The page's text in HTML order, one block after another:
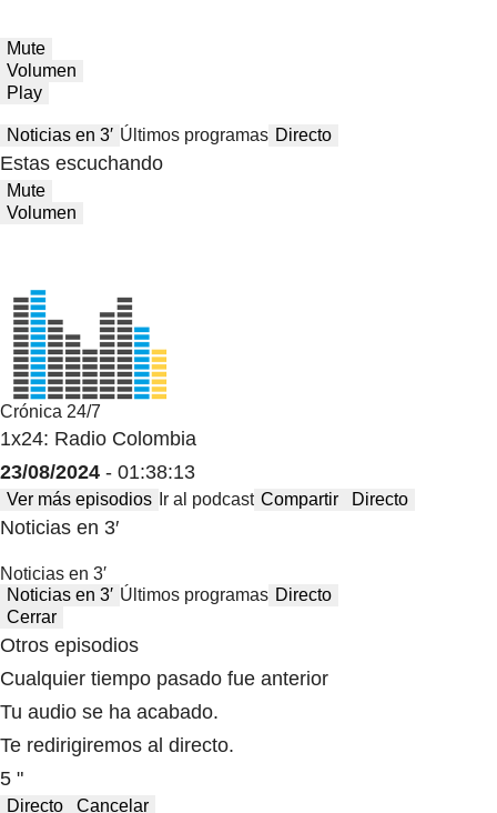
Mute
Volumen
Play
Noticias en 3′ Últimos programas Directo
Estas escuchando
Mute
Volumen
Crónica 24/7
1x24: Radio Colombia
23/08/2024 - 01:38:13
Ver más episodios Ir al podcast Compartir Directo
Noticias en 3′
Noticias en 3′
Noticias en 3′ Últimos programas Directo
Cerrar
Otros episodios
Cualquier tiempo pasado fue anterior
Tu audio se ha acabado.
Te redirigiremos al directo.
5 "
Directo Cancelar